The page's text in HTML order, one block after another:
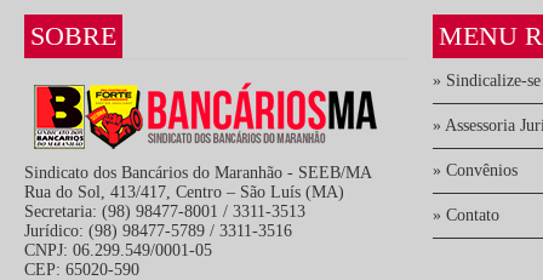
SOBRE
Sindicato dos Bancários do Maranhão - SEEB/MA
Rua do Sol, 413/417, Centro – São Luís (MA)
Secretaria: (98) 98477-8001 / 3311-3513
Jurídico: (98) 98477-5789 / 3311-3516
CNPJ: 06.299.549/0001-05
CEP: 65020-590
MENU
» Sindicalize-se
» Assessoria
» Convênios
» Contato